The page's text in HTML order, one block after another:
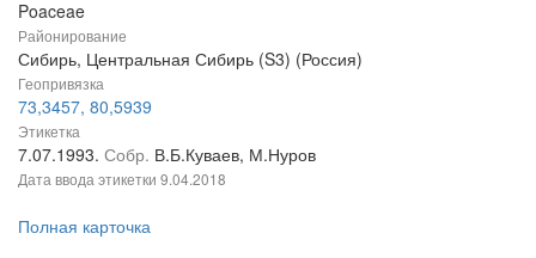
Poaceae
Районирование
Сибирь, Центральная Сибирь (S3) (Россия)
Геопривязка
73,3457, 80,5939
Этикетка
7.07.1993. Собр. В.Б.Куваев, М.Нуров
Дата ввода этикетки 9.04.2018
Полная карточка